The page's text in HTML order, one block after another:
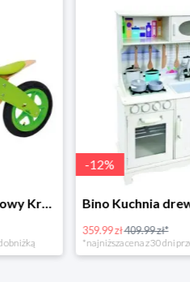
Bino Rowerek biegowy Krecik
obniżką
-12%
359.99 zł409.99 zł*
*najniższa cena z 30 dni